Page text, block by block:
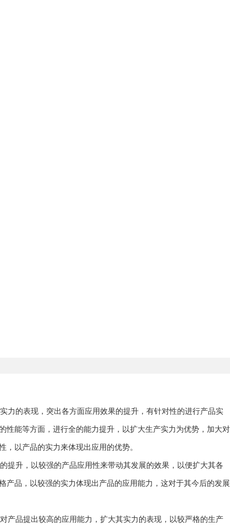
力的表现，突出各方面应用效果的提升，有针对性的进行产品实
能等方面，进行全的能力提升，以扩大生产实力为优势，加大对
以产品的实力来体现出应用的优势。
提升，以较强的产品应用性来带动其发展的效果，以便扩大其各
品，以较强的实力体现出产品的应用能力，这对于其今后的发展
产品提出较高的应用能力，扩大其实力的表现，以较严格的生产